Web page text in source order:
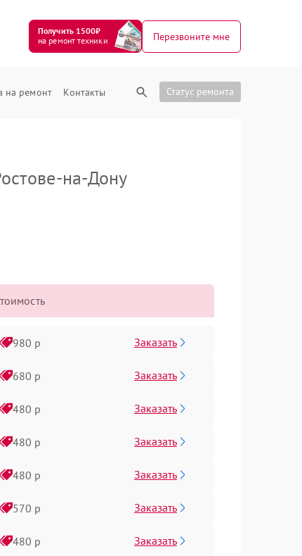
Получить 1500₽
на ремонт техники
Перезвоните мне
на ремонт Контакты Статус ремонта
на-Дону
980 р Заказать
680 р Заказать
480 р Заказать
480 р Заказать
480 р Заказать
570 р Заказать
480 р Заказать